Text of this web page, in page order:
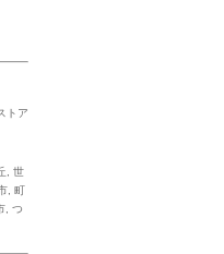
トア
世
町
つ